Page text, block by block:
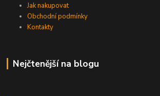
Jak nakupovat
Obchodní podmínky
Kontakty
Nejčtenější na blogu